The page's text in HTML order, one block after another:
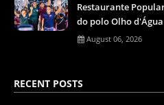
Restaurante
do polo Olho
August 06, 2026
RECENT POSTS